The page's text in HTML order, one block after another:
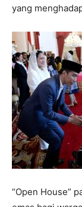
yang
“Open House”